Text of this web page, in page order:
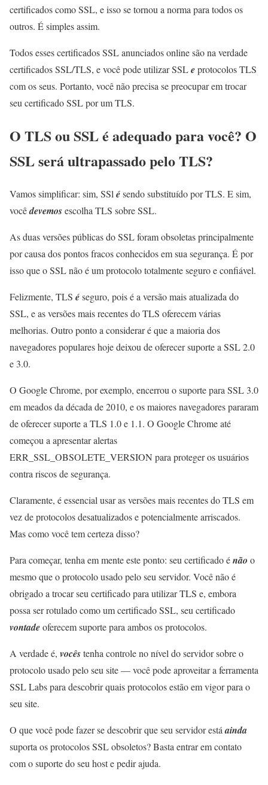
certificados como SSL, e isso se tornou a norma para todos os
outros. É simples assim.
Todos esses certificados SSL anunciados online são na verdade
certificados SSL/TLS, e você pode utilizar SSLeprotocolos TLS
com os seus. Portanto, você não precisa se preocupar em trocar
seu certificado SSL por um TLS.
O TLS ou SSL é adequado para você? O
SSL será ultrapassado pelo TLS?
Vamos simplificar: sim, SSlésendo substituído por TLS. E sim,
vocêdevemosescolha TLS sobre SSL.
As duas versões públicas do SSL foram obsoletas principalmente
por causa dos pontos fracos conhecidos em sua segurança. É por
isso que o SSL não é um protocolo totalmente seguro e confiável.
Felizmente, TLS éseguro, pois é a versão mais atualizada do
SSL, e as versões mais recentes do TLS oferecem várias
melhorias. Outro ponto a considerar é que a maioria dos
navegadores populares hoje deixou de oferecer suporte a SSL 2.0
e 3.0.
O Google Chrome, por exemplo, encerrou o suporte para SSL 3.0
em meados da década de 2010, e os maiores navegadores pararam
de oferecer suporte a TLS 1.0 e 1.1. O Google Chrome até
começou a apresentar alertas
ERR_SSL_OBSOLETE_VERSION para proteger os usuários
contra riscos de segurança.
Claramente, é essencial usar as versões mais recentes do TLS em
vez de protocolos desatualizados e potencialmente arriscados.
Mas como você tem certeza disso?
Para começar, tenha em mente este ponto: seu certificado énão o
mesmo que o protocolo usado pelo seu servidor. Você não é
obrigado a trocar seu certificado para utilizar TLS e, embora
possa ser rotulado como um certificado SSL, seu certificado
vontadeoferecem suporte para ambos os protocolos.
A verdade é, vocêstenha controle no nível do servidor sobre o
protocolo usado pelo seu site — você pode aproveitar a ferramenta
SSL Labs para descobrir quais protocolos estão em vigor para o
seu site.
O que você pode fazer se descobrir que seu servidor estáainda
suporta os protocolos SSL obsoletos? Basta entrar em contato
com o suporte do seu host e pedir ajuda.